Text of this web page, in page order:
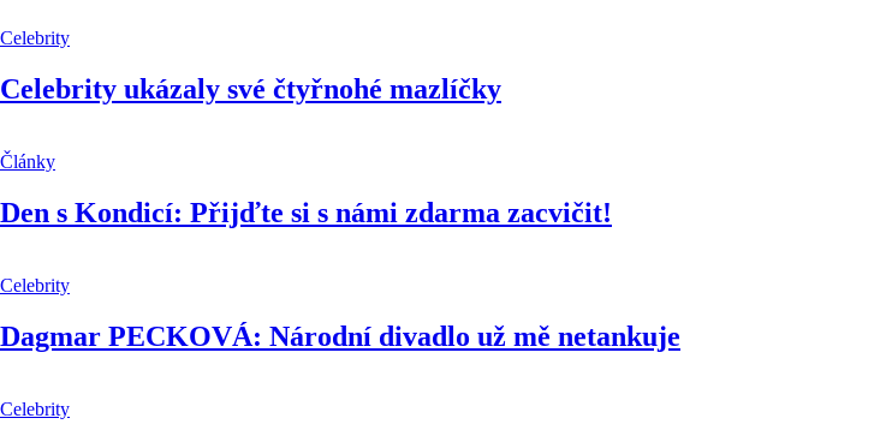
Celebrity
Celebrity ukázaly své čtyřnohé mazlíčky
Články
Den s Kondicí: Přijďte si s námi zdarma zacvičit!
Celebrity
Dagmar PECKOVÁ: Národní divadlo už mě netankuje
Celebrity